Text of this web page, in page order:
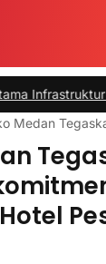
Pengisian
Medan